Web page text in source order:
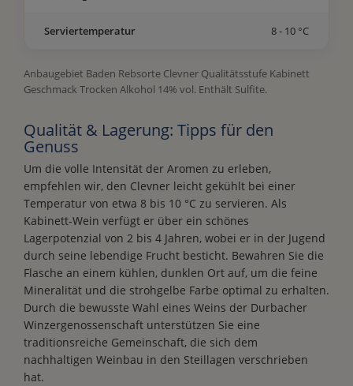
Serviertemperatur 8 - 10 °C
Anbaugebiet Baden Rebsorte Clevner Qualitätsstufe Kabinett
Geschmack Trocken Alkohol 14% vol. Enthält Sulfite.
Qualität & Lagerung: Tipps für den
Genuss
Um die volle Intensität der Aromen zu erleben,
empfehlen wir, den Clevner leicht gekühlt bei einer
Temperatur von etwa 8 bis 10 °C zu servieren. Als
Kabinett-Wein verfügt er über ein schönes
Lagerpotenzial von 2 bis 4 Jahren, wobei er in der Jugend
durch seine lebendige Frucht besticht. Bewahren Sie die
Flasche an einem kühlen, dunklen Ort auf, um die feine
Mineralität und die strohgelbe Farbe optimal zu erhalten.
Durch die bewusste Wahl eines Weins der Durbacher
Winzergenossenschaft unterstützen Sie eine
traditionsreiche Gemeinschaft, die sich dem
nachhaltigen Weinbau in den Steillagen verschrieben
hat.